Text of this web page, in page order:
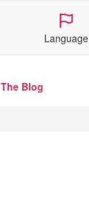
Language
The Blog